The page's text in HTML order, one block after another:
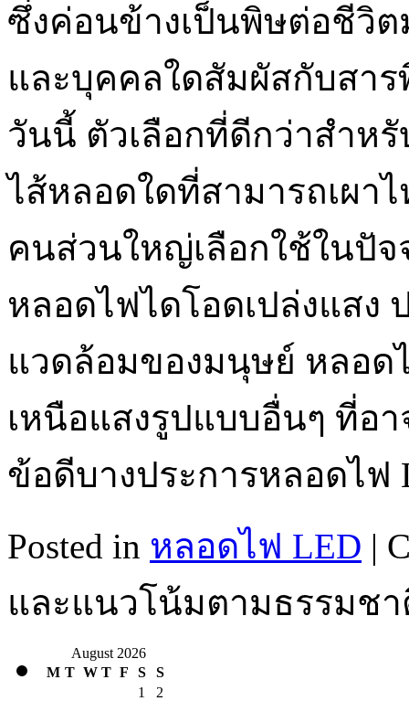
ซึ่งค่อนข้างเป็นพิษต่อชีวิ
และบุคคลใดสัมผัสกับสา
วันนี้ ตัวเลือกที่ดีกว่าสำห
ไส้หลอดใดที่สามารถเผา
คนส่วนใหญ่เลือกใช้ในปั
หลอดไฟไดโอดเปล่งแสง
แวดล้อมของมนุษย์ หลอด
เหนือแสงรูปแบบอื่นๆ ที่อ
ข้อดีบางประการหลอดไ
Posted in หลอดไฟ LED |
และแนวโน้มตามธรรมช
August 2026
M T W T F S
S
1
2